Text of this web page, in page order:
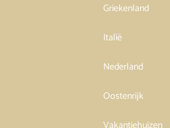
Griekenland
Italië
Nederland
Oostenrijk